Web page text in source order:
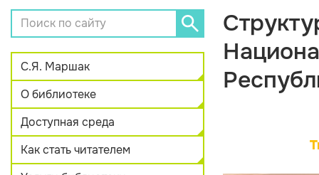
С.Я. Маршак
О библиотеке
Доступная среда
Как стать читателем